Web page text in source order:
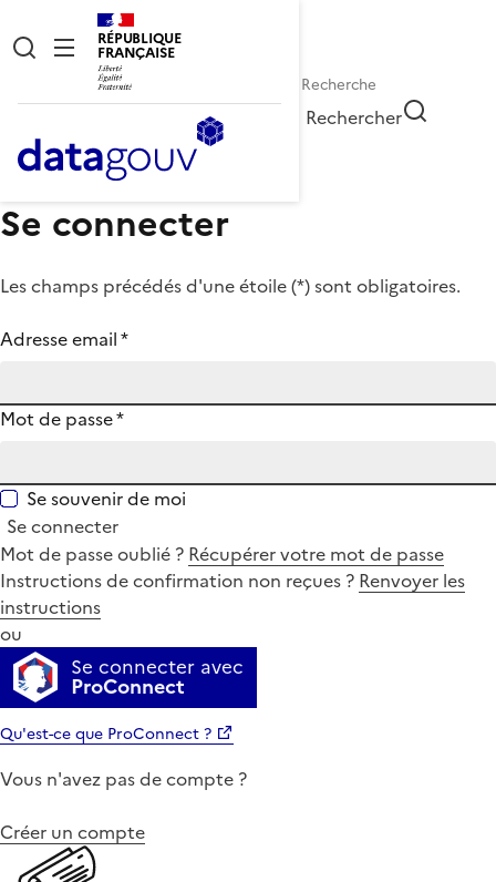
RÉPUBLIQUE
FRANÇAISE
Rechercher
Se connecter
Les champs précédés d'une étoile (*) sont obligatoires.
Adresse email*
Mot de passe*
Se souvenir de moi
Se connecter
Mot de passe oublié ? Récupérer votre mot de passe
Instructions de confirmation non reçues ? Renvoyer les
instructions
ou
Se connecter avec
ProConnect
Qu'est-ce que ProConnect ?
Vous n'avez pas de compte ?
Créer un compte